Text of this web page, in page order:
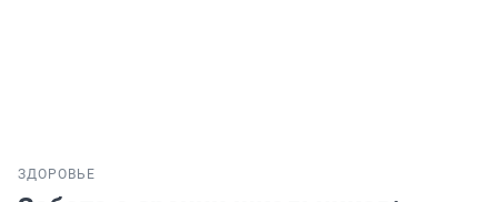
ЗДОРОВЬЕ